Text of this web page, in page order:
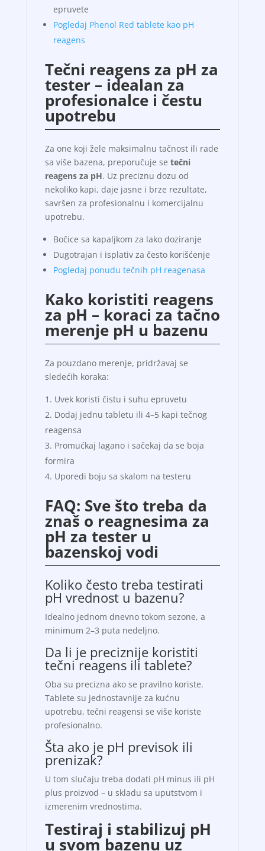
epruvete
Pogledaj Phenol Red tablete kao pH
reagens
Tečni reagens za pH za
tester – idealan za
profesionalce i čestu
upotrebu
Za one koji žele maksimalnu tačnost ili rade
sa više bazena, preporučuje se tečni
reagens za pH. Uz preciznu dozu od
nekoliko kapi, daje jasne i brze rezultate,
savršen za profesionalnu i komercijalnu
upotrebu.
Bočice sa kapaljkom za lako doziranje
Dugotrajan i isplativ za često korišćenje
Pogledaj ponudu tečnih pH reagenasa
Kako koristiti reagens
za pH – koraci za tačno
merenje pH u bazenu
Za pouzdano merenje, pridržavaj se
sledećih koraka:
Uvek koristi čistu i suhu epruvetu
Dodaj jednu tabletu ili 4–5 kapi tečnog
reagensa
Promućkaj lagano i sačekaj da se boja
formira
Uporedi boju sa skalom na testeru
FAQ: Sve što treba da
znaš o reagnesima za
pH za tester u
bazenskoj vodi
Koliko često treba testirati
pH vrednost u bazenu?
Idealno jednom dnevno tokom sezone, a
minimum 2–3 puta nedeljno.
Da li je preciznije koristiti
tečni reagens ili tablete?
Oba su precizna ako se pravilno koriste.
Tablete su jednostavnije za kućnu
upotrebu, tečni reagensi se više koriste
profesionalno.
Šta ako je pH previsok ili
prenizak?
U tom slučaju treba dodati pH minus ili pH
plus proizvod – u skladu sa uputstvom i
izmerenim vrednostima.
Testiraj i stabilizuj pH
u svom bazenu uz